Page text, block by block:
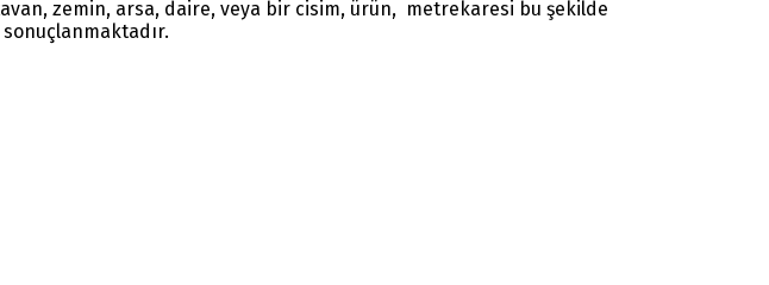
zemin, arsa, daire, veya bir cisim, ürün, metrekaresi bu şekilde